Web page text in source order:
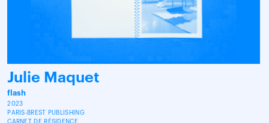
Julie Maquet
flash
2023
PARIS-BREST PUBLISHING